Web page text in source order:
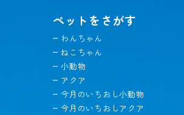
ペットをさがす
わんちゃん
ねこちゃん
小動物
アクア
今月のいちおし小動物
今月のいちおしアクア